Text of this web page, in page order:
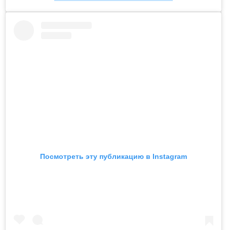
Посмотреть эту публикацию в Instagram